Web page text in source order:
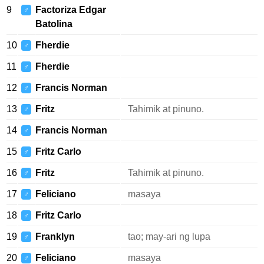
9 ♂
Factoriza Edgar
Batolina
10 ♂ Fherdie
11 ♂ Fherdie
12 ♂ Francis Norman
13 ♂ Fritz Tahimik at pinuno.
14 ♂ Francis Norman
15 ♂ Fritz Carlo
16 ♂ Fritz Tahimik at pinuno.
17 ♂ Feliciano masaya
18 ♂ Fritz Carlo
19 ♂ Franklyn tao; may-ari ng lupa
20 ♂ Feliciano masaya